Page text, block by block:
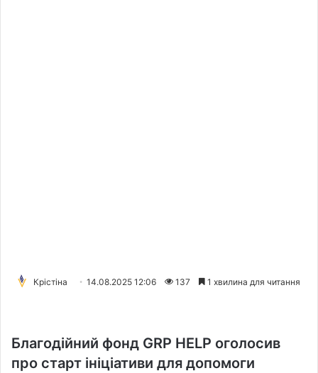
Крістіна 14.08.2025 12:06 137 1 хвилина для читання
Благодійний фонд GRP HELP оголосив
про старт ініціативи для допомоги